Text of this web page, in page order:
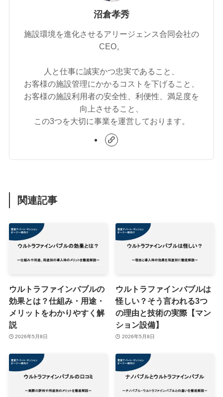
沼倉孝秀
施設環境を進化させるアリージェンス合同会社の
CEO。
人と仕事に誠実かつ忠実であること、
お客様の施設管理にかかるコストを下げること、
お客様の施設利用者の安全性、利便性、満足度を
向上させること、
この3つを大切に事業を運営しております。
関連記事
ウルトラファインバブルの
効果とは？仕組み・用途・
メリットをわかりやすく解
説
2026年5月8日
ウルトラファインバブルは
怪しい？そう言われる3つ
の理由と技術の実際【マン
ション設備】
2026年5月8日